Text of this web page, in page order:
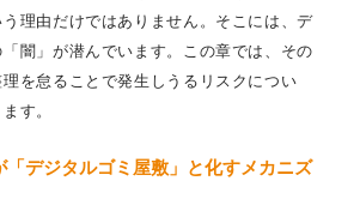
う理由だけではありません。そこには、デ
闇」が潜んでいます。この章では、その
を怠ることで発生しうるリスクについ
す。
「デジタルゴミ屋敷」と化すメカニズ